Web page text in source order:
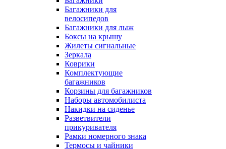
Багажники для
велосипедов
Багажники для лыж
Боксы на крышу
Жилеты сигнальные
Зеркала
Коврики
Комплектующие
багажников
Корзины для багажников
Наборы автомобилиста
Накидки на сиденье
Разветвители
прикуривателя
Рамки номерного знака
Термосы и чайники